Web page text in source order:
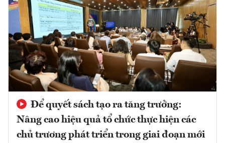
Để quyết sách tạo ra tăng trưởng:
Nâng cao hiệu quả tổ chức thực hiện các
chủ trương phát triển trong giai đoạn mới